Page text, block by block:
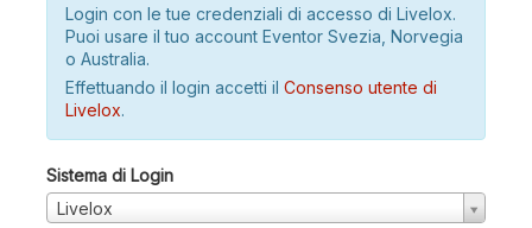
Login con le tue credenziali di accesso di Livelox.
Puoi usare il tuo account Eventor Svezia, Norvegia
o Australia.
Effettuando il login accetti il Consenso utente di
Livelox.
Sistema di Login
Livelox